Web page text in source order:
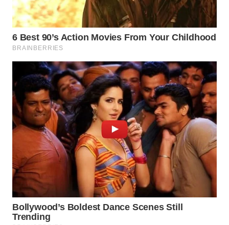
WN
SURABAYA
NATUNA
WN
BINTAN
WN
MANDALIKA
WN
LIKUPANG
WN
LABUANBAJO